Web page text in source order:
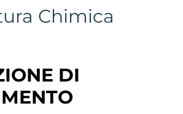
Competenze
Chimica
DI